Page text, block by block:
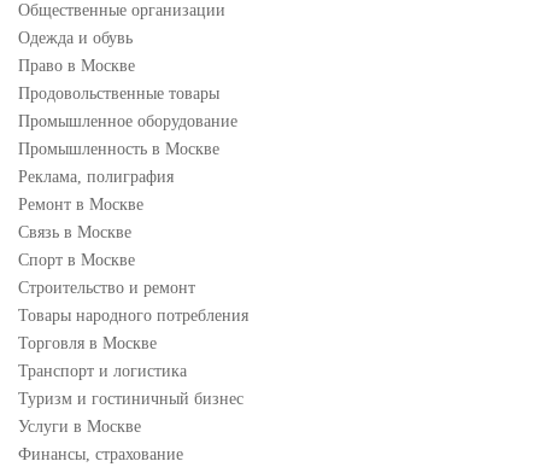
Общественные организации
Одежда и обувь
Право в Москве
Продовольственные товары
Промышленное оборудование
Промышленность в Москве
Реклама, полиграфия
Ремонт в Москве
Связь в Москве
Спорт в Москве
Строительство и ремонт
Товары народного потребления
Торговля в Москве
Транспорт и логистика
Туризм и гостиничный бизнес
Услуги в Москве
Финансы, страхование